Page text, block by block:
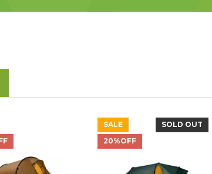
SALE
20%OFF
SOLD OUT